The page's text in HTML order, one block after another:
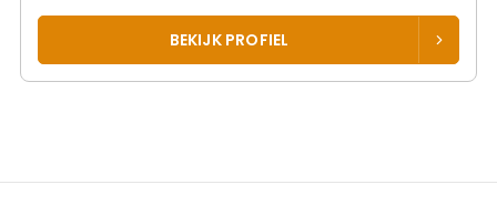
BEKIJK PROFIEL